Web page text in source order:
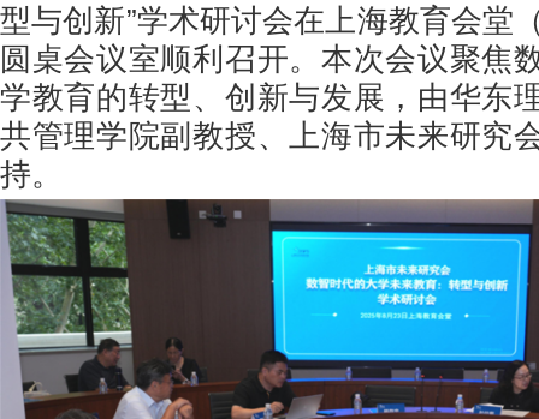
型与创新”学术研讨会在上海教育会堂
圆桌会议室顺利召开。本次会议聚焦
学教育的转型、创新与发展，由华东
共管理学院副教授、上海市未来研究
持。